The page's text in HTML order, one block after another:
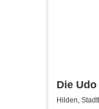
Die
Leben,
Hilden,